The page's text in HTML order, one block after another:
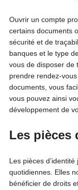
Ouvrir un compte
certains documents
sécurité et de
banques et le type
vous de disposer de
prendre rendez-
documents, vous
vous pouvez ainsi
développement de
Les pièces
Les pièces
quotidiennes. Elles
bénéficier de droits